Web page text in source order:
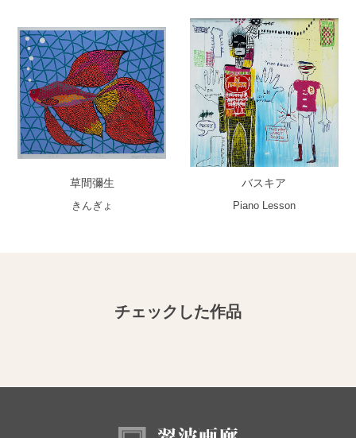
草間彌生
きんぎょ
バスキア
Piano Lesson
チェックした作品